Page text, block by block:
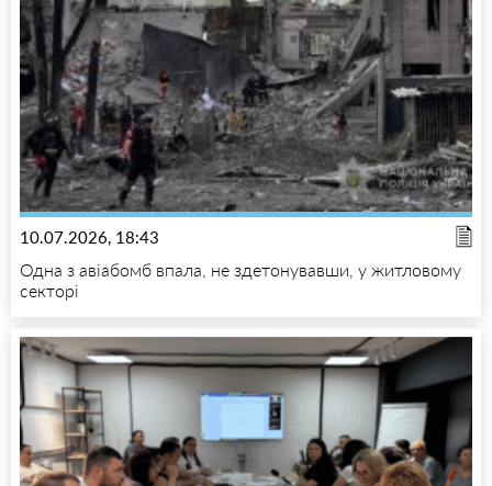
10.07.2026, 18:43
Одна з авіабомб впала, не здетонувавши, у житловому
секторі